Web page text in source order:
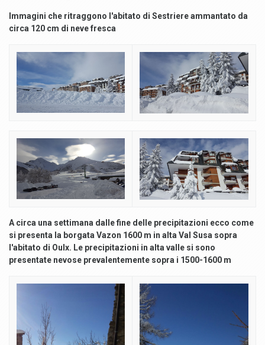
Immagini che ritraggono l'abitato di Sestriere ammantato da
circa 120 cm di neve fresca
A circa una settimana dalle fine delle precipitazioni ecco come
si presenta la borgata Vazon 1600 m in alta Val Susa sopra
l'abitato di Oulx. Le precipitazioni in alta valle si sono
presentate nevose prevalentemente sopra i 1500-1600 m